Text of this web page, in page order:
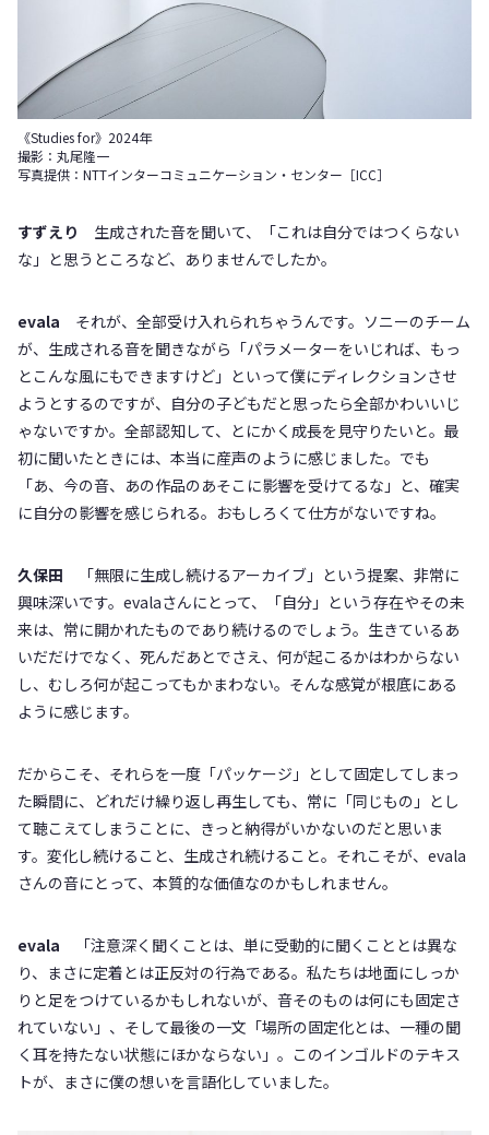
《Studies for》2024年
撮影：丸尾隆一
写真提供：NTTインターコミュニケーション・センター［ICC］
すずえり 生成された音を聞いて、「これは自分ではつくらない
な」と思うところなど、ありませんでしたか。
evala それが、全部受け入れられちゃうんです。ソニーのチーム
が、生成される音を聞きながら「パラメーターをいじれば、もっ
とこんな風にもできますけど」といって僕にディレクションさせ
ようとするのですが、自分の子どもだと思ったら全部かわいいじ
ゃないですか。全部認知して、とにかく成長を見守りたいと。最
初に聞いたときには、本当に産声のように感じました。でも
「あ、今の音、あの作品のあそこに影響を受けてるな」と、確実
に自分の影響を感じられる。おもしろくて仕方がないですね。
久保田 「無限に生成し続けるアーカイブ」という提案、非常に
興味深いです。evalaさんにとって、「自分」という存在やその未
来は、常に開かれたものであり続けるのでしょう。生きているあ
いだだけでなく、死んだあとでさえ、何が起こるかはわからない
し、むしろ何が起こってもかまわない。そんな感覚が根底にある
ように感じます。
だからこそ、それらを一度「パッケージ」として固定してしまっ
た瞬間に、どれだけ繰り返し再生しても、常に「同じもの」とし
て聴こえてしまうことに、きっと納得がいかないのだと思いま
す。変化し続けること、生成され続けること。それこそが、evala
さんの音にとって、本質的な価値なのかもしれません。
evala 「注意深く聞くことは、単に受動的に聞くこととは異な
り、まさに定着とは正反対の行為である。私たちは地面にしっか
りと足をつけているかもしれないが、音そのものは何にも固定さ
れていない」、そして最後の一文「場所の固定化とは、一種の聞
く耳を持たない状態にほかならない」。このインゴルドのテキス
トが、まさに僕の想いを言語化していました。